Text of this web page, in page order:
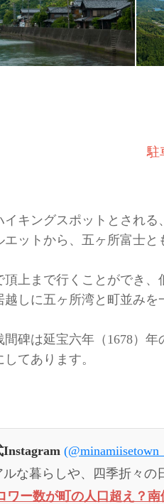
駐
キングスポットとされる
ットから、五ヶ所富士と
頂上まで行くことができ、
しに五ヶ所湾と町並みを
間碑は延宝六年（1678）
てあります。
な暮らしや、四季折々の
ワー数が町の人口超え？